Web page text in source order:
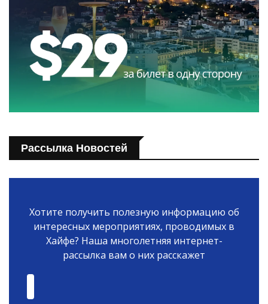
Рассылка Новостей
Хотите получить полезную информацию об
интересных мероприятиях, проводимых в
Хайфе? Наша многолетняя интернет-
рассылка вам о них расскажет